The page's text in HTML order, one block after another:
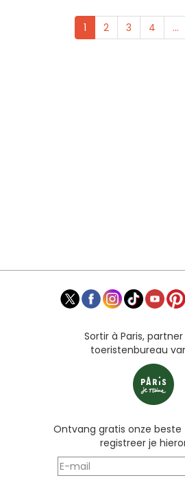
1 2 3 4 ...
Sortir à Paris,
toeristenbureau
Ontvang gratis onze beste
registreer je